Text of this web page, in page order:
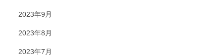
2023年9月
2023年8月
2023年7月